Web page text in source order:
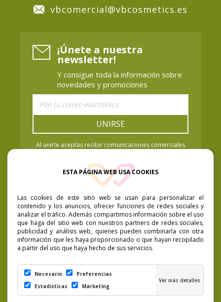
ESTA PÁGINA WEB USA COOKIES
Las cookies de este sitio web se usan para personalizar el
contenido y los anuncios, ofrecer funciones de redes sociales y
analizar el tráfico. Además compartimos información sobre el uso
que haga del sitio web con nuestros partners de redes sociales,
publicidad y análisis web, quienes pueden combinarla con otra
información que les haya proporcionado o que hayan recopilado
a partir del uso que haya hecho de sus servicios.
Necesario
Preferencias
Estadisticas
Marketing
vbcomercial@vbcosmetics.es
¡Únete a nuestra
newsletter!
Y consigue toda la información sobre
novedades y promociones
UNIRSE
Al unirte aceptas recibir comunicaciones comerciales